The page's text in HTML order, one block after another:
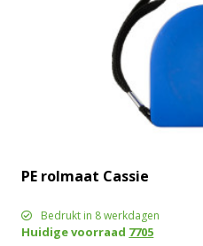
PE rolmaat Cassie
Bedrukt in 8 werkdagen
Huidige voorraad 7705